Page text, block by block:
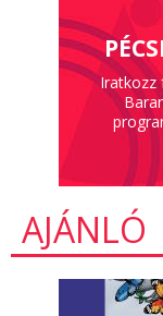
Iratkozz
AJÁNLÓ